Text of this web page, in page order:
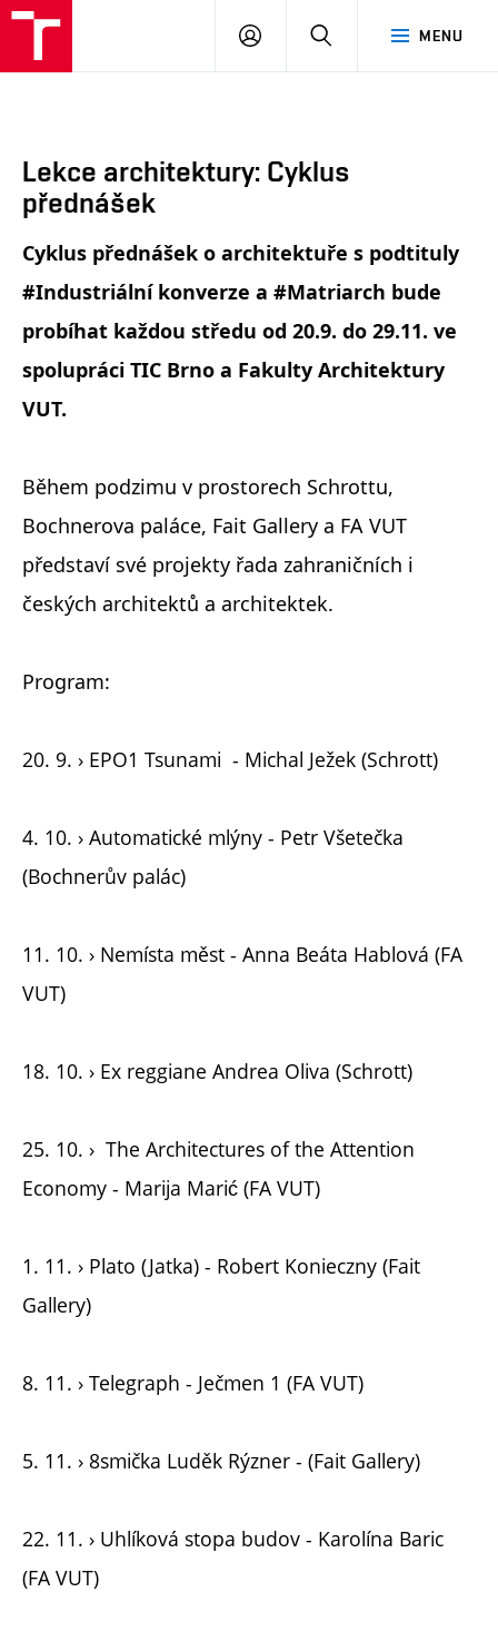
MENU
PŘIHLÁSIT
Lekce architektury: Cyklus
přednášek
Cyklus přednášek o architektuře s podtituly
#Industriální konverze a #Matriarch bude
probíhat každou středu od 20.9. do 29.11. ve
spolupráci TIC Brno a Fakulty Architektury
VUT.
Během podzimu v prostorech Schrottu,
Bochnerova paláce, Fait Gallery a FA VUT
představí své projekty řada zahraničních i
českých architektů a architektek.
Program:
20. 9. › EPO1 Tsunami - Michal Ježek (Schrott)
4. 10. › Automatické mlýny - Petr Všetečka
(Bochnerův palác)
11. 10. › Nemísta měst - Anna Beáta Hablová (FA
VUT)
18. 10. › Ex reggiane Andrea Oliva (Schrott)
25. 10. › The Architectures of the Attention
Economy - Marija Marić (FA VUT)
1. 11. › Plato (Jatka) - Robert Konieczny (Fait
Gallery)
8. 11. › Telegraph - Ječmen 1 (FA VUT)
5. 11. › 8smička Luděk Rýzner - (Fait Gallery)
22. 11. › Uhlíková stopa budov - Karolína Baric
(FA VUT)